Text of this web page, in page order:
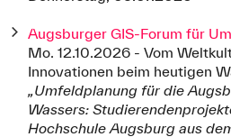
Augsburger GIS-Forum für
Mo. 12.10.2026 - Vom
Innovationen beim heutigen
„Umfeldplanung für die
Wassers:
Hochschule Augsburg aus